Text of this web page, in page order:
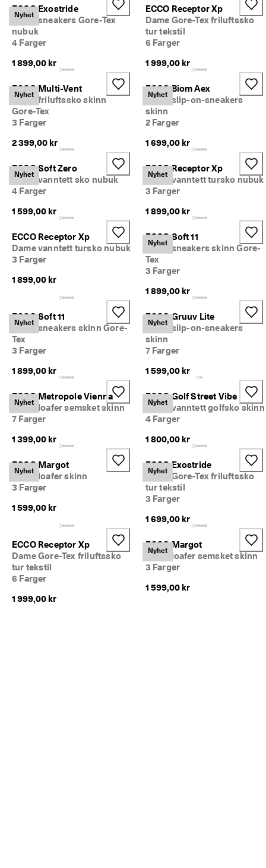
Nyhet
ECCO Exostride
Dame sneakers Gore-Tex
nubuk
4 Farger
1 899,00 kr
ECCO Receptor Xp
Dame Gore-Tex friluftssko
tur tekstil
6 Farger
1 999,00 kr
Nyhet
ECCO Multi-Vent
Dame friluftssko skinn
Gore-Tex
3 Farger
2 399,00 kr
Nyhet
ECCO Biom Aex
Dame slip-on-sneakers
skinn
2 Farger
1 699,00 kr
Nyhet
ECCO Soft Zero
Dame vanntett sko nubuk
4 Farger
1 599,00 kr
Nyhet
ECCO Receptor Xp
Dame vanntett tursko nubuk
3 Farger
1 899,00 kr
ECCO Receptor Xp
Dame vanntett tursko nubuk
3 Farger
1 899,00 kr
Nyhet
ECCO Soft 11
Dame sneakers skinn Gore-
Tex
3 Farger
1 899,00 kr
Nyhet
ECCO Soft 11
Dame sneakers skinn Gore-
Tex
3 Farger
1 899,00 kr
Nyhet
ECCO Gruuv Lite
Dame slip-on-sneakers
skinn
7 Farger
1 599,00 kr
Nyhet
ECCO Metropole Vienna
Dame loafer semsket skinn
7 Farger
1 399,00 kr
Nyhet
ECCO Golf Street Vibe
Dame vanntett golfsko skinn
4 Farger
1 800,00 kr
Nyhet
ECCO Margot
Dame loafer skinn
3 Farger
1 599,00 kr
Nyhet
ECCO Exostride
Dame Gore-Tex friluftssko
tur tekstil
3 Farger
1 699,00 kr
ECCO Receptor Xp
Dame Gore-Tex friluftssko
tur tekstil
6 Farger
1 999,00 kr
Nyhet
ECCO Margot
Dame loafer semsket skinn
3 Farger
1 599,00 kr